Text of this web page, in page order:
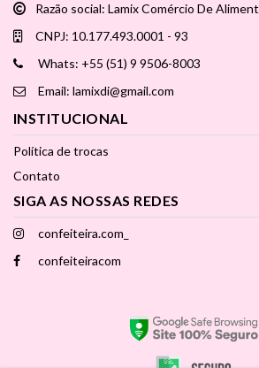
Razão social: Lamix Comércio De
CNPJ: 10.177.493.0001 - 93
Whats: +55 (51) 9 9506-8003
Email: lamixdi@gmail.com
INSTITUCIONAL
Política de trocas
Contato
SIGA AS NOSSAS REDES
confeiteira.com_
confeiteiracom